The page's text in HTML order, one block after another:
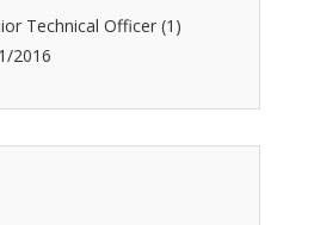
Technical Officer (1)
2016